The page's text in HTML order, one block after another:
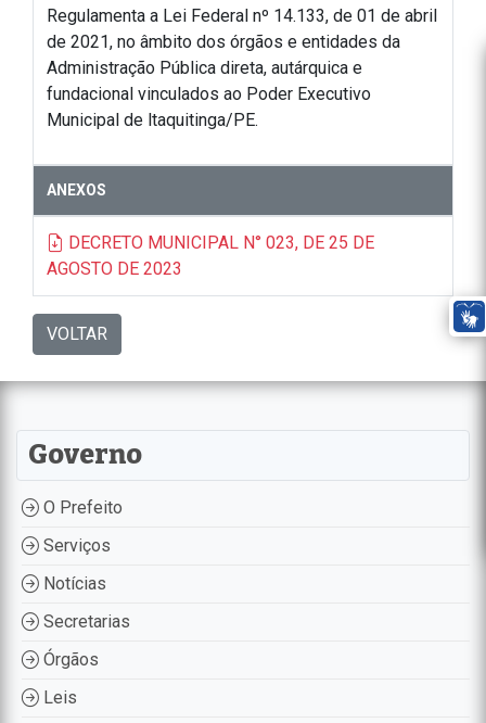
Regulamenta a Lei Federal nº 14.133, de 01 de abril
de 2021, no âmbito dos órgãos e entidades da
Administração Pública direta, autárquica e
fundacional vinculados ao Poder Executivo
Municipal de ltaquitinga/PE.
ANEXOS
DECRETO MUNICIPAL N° 023, DE 25 DE
AGOSTO DE 2023
VOLTAR
Governo
O Prefeito
Serviços
Notícias
Secretarias
Órgãos
Leis